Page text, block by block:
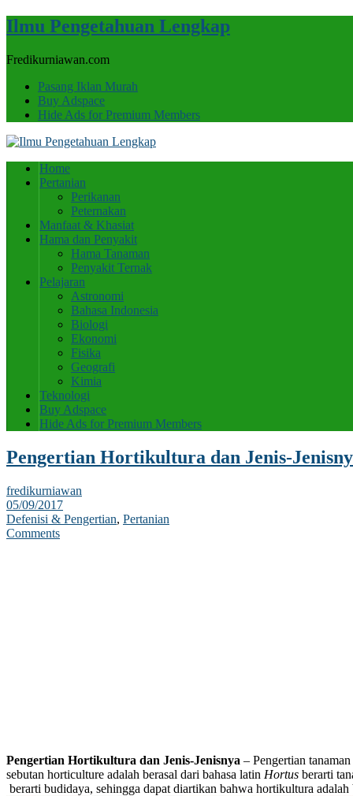
Ilmu Pengetahuan Lengkap
Fredikurniawan.com
Pasang Iklan Murah
Buy Adspace
Hide Ads for Premium Members
Home
Pertanian
Perikanan
Peternakan
Manfaat & Khasiat
Hama dan Penyakit
Hama Tanaman
Penyakit Ternak
Pelajaran
Astronomi
Bahasa Indonesia
Biologi
Ekonomi
Fisika
Geografi
Kimia
Teknologi
Buy Adspace
Hide Ads for Premium Members
Pengertian Hortikultura dan Jenis-
fredikurniawan
05/09/2017
Defenisi & Pengertian, Pertanian
Comments
Pengertian Hortikultura dan Jenis-Jenisnya – Pengertian
sebutan horticulture adalah berasal dari bahasa latin Hortus berarti
berarti budidaya, sehingga dapat diartikan bahwa hortikultura